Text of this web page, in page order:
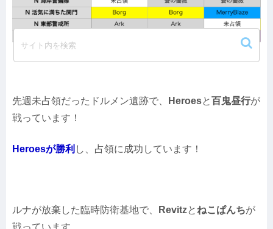
先週未占領だったドルメン遺跡で、 Heroesと百鬼昼行が
戦っています！
Heroesが勝利 し、占領に成功しています！
ルナが放棄した臨時防衛基地で、 Revitzと ねこぱんちが